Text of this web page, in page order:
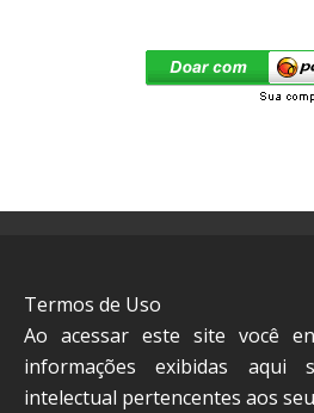
Termos de Uso
Ao acessar este site você
informações exibidas aqui
intelectual pertencentes aos